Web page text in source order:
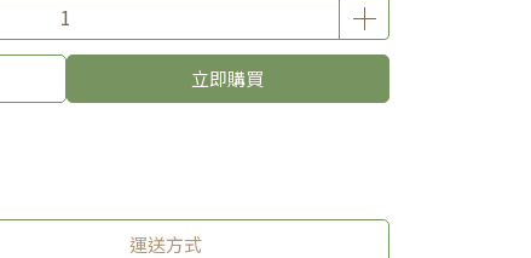
立即購買
運送方式